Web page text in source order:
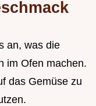
an, was die
im Ofen machen.
das Gemüse zu